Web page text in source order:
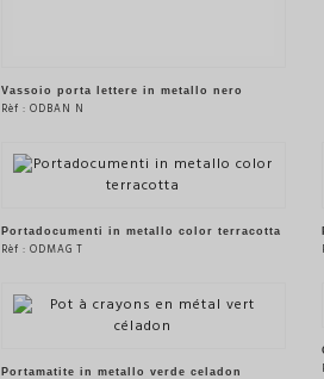
Vassoio porta lettere in metallo nero
Rèf : ODBAN N
Portadocumenti in metallo color terracotta
Rèf : ODMAG T
Portamatite in metallo verde celadon